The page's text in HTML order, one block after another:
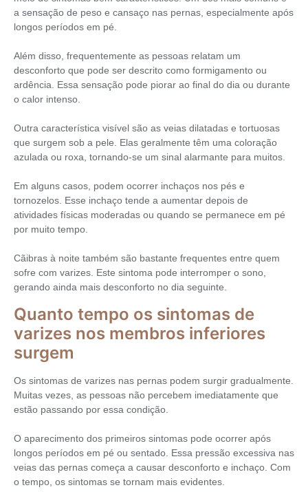
a sensação de peso e cansaço nas pernas, especialmente após
longos períodos em pé.
Além disso, frequentemente as pessoas relatam um
desconforto que pode ser descrito como formigamento ou
ardência. Essa sensação pode piorar ao final do dia ou durante
o calor intenso.
Outra característica visível são as veias dilatadas e tortuosas
que surgem sob a pele. Elas geralmente têm uma coloração
azulada ou roxa, tornando-se um sinal alarmante para muitos.
Em alguns casos, podem ocorrer inchaços nos pés e
tornozelos. Esse inchaço tende a aumentar depois de
atividades físicas moderadas ou quando se permanece em pé
por muito tempo.
Cãibras à noite também são bastante frequentes entre quem
sofre com varizes. Este sintoma pode interromper o sono,
gerando ainda mais desconforto no dia seguinte.
Quanto tempo os sintomas de
varizes nos membros inferiores
surgem
Os sintomas de varizes nas pernas podem surgir gradualmente.
Muitas vezes, as pessoas não percebem imediatamente que
estão passando por essa condição.
O aparecimento dos primeiros sintomas pode ocorrer após
longos períodos em pé ou sentado. Essa pressão excessiva nas
veias das pernas começa a causar desconforto e inchaço. Com
o tempo, os sintomas se tornam mais evidentes.